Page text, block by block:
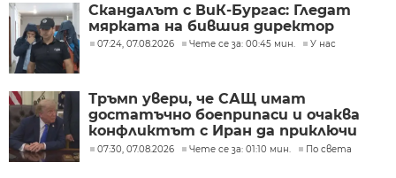
Скандалът с ВиК-Бургас: Гледат
мярката на бившия директор
07:24, 07.08.2026 Чете се за: 00:45 мин. У нас
Тръмп увери, че САЩ имат
достатъчно боеприпаси и очаква
конфликтът с Иран да приключи
скоро
07:30, 07.08.2026 Чете се за: 01:10 мин. По света